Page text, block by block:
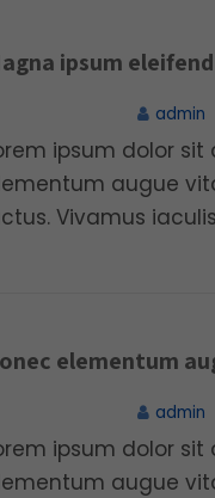
ipsum
admin
ipsum dolor
augue
Vivamus
elementum
admin
ipsum dolor
augue